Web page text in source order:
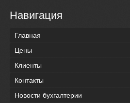
Навигация
Главная
Цены
Клиенты
Контакты
Новости бухгалтерии